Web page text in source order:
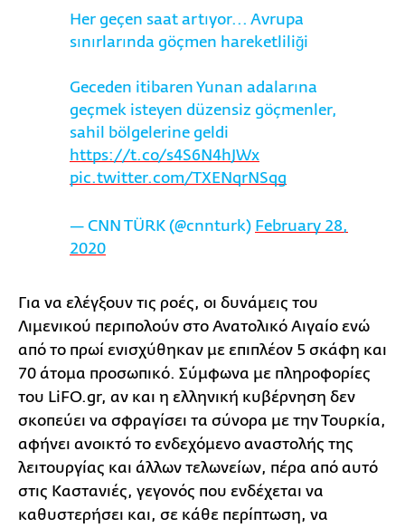
Her geçen saat artıyor... Avrupa
sınırlarında göçmen hareketliliği
Geceden itibaren Yunan adalarına
geçmek isteyen düzensiz göçmenler,
sahil bölgelerine geldi
https://t.co/s4S6N4hJWx
pic.twitter.com/TXENqrNSqg
— CNN TÜRK (@cnnturk) February 28,
2020
Για να ελέγξουν τις ροές, οι δυνάμεις του
Λιμενικού περιπολούν στο Ανατολικό Αιγαίο ενώ
από το πρωί ενισχύθηκαν με επιπλέον 5 σκάφη και
70 άτομα προσωπικό. Σύμφωνα με πληροφορίες
του LiFO.gr, αν και η ελληνική κυβέρνηση δεν
σκοπεύει να σφραγίσει τα σύνορα με την Τουρκία,
αφήνει ανοικτό το ενδεχόμενο αναστολής της
λειτουργίας και άλλων τελωνείων, πέρα από αυτό
στις Καστανιές, γεγονός που ενδέχεται να
καθυστερήσει και, σε κάθε περίπτωση, να